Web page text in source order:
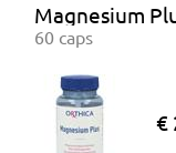
Magnesium
60 caps
€